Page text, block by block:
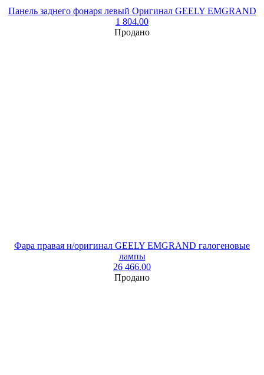
Панель заднего фонаря левый Оригинал GEELY EMGRAND
1 804.00
Продано
Фара правая н/оригинал GEELY EMGRAND галогеновые
лампы
26 466.00
Продано